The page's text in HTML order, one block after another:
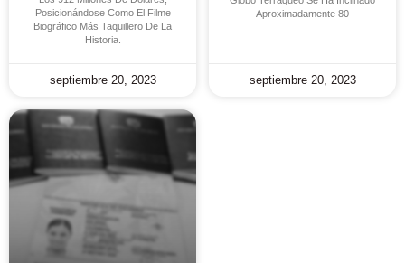
Posicionándose Como El Filme
Biográfico Más Taquillero De La
Historia.
septiembre 20, 2023
Aproximadamente 80
septiembre 20, 2023